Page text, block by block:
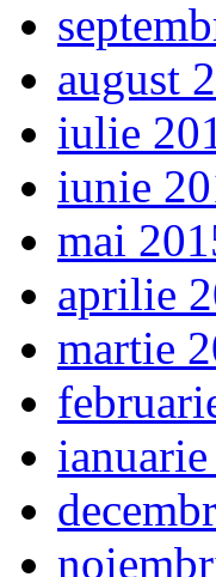
august
iulie
iunie
mai
aprilie
martie